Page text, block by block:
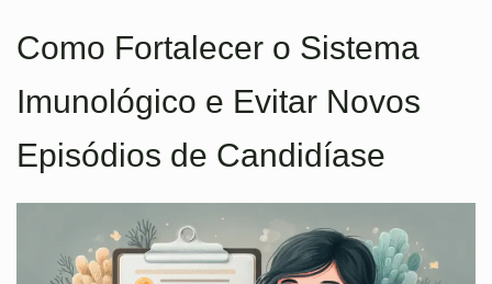
Como Fortalecer o Sistema
Imunológico e Evitar Novos
Episódios de Candidíase